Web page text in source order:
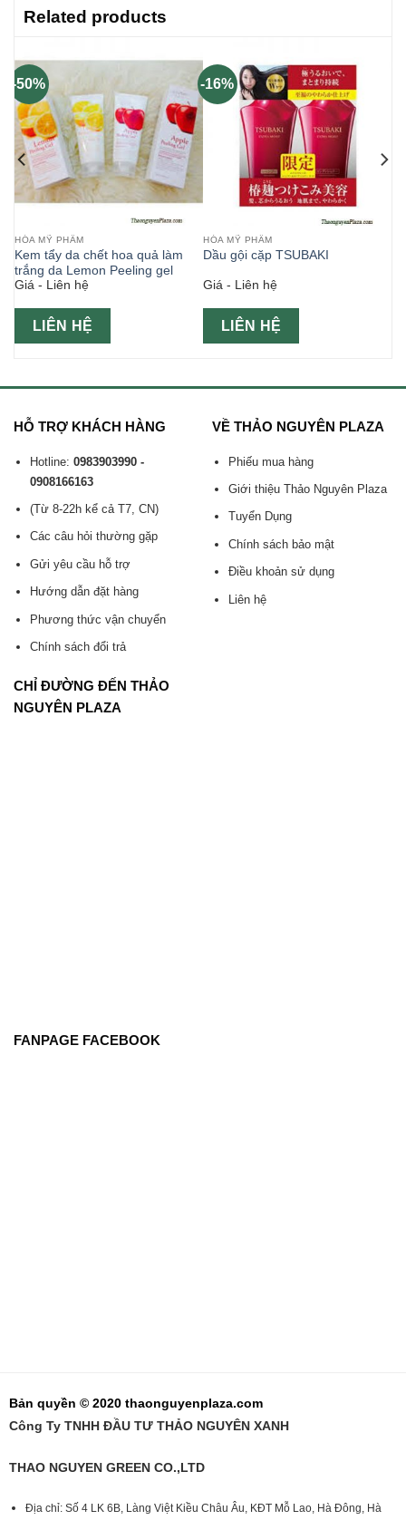
Related products
-50%
HÓA MỸ PHẨM
Kem tẩy da chết hoa quả làm
trắng da Lemon Peeling gel
Giá - Liên hệ
LIÊN HỆ
-16%
HÓA MỸ PHẨM
Dầu gội cặp TSUBAKI
Giá - Liên hệ
LIÊN HỆ
HỖ TRỢ KHÁCH HÀNG
Hotline: 0983903990 -
0908166163
(Từ 8-22h kể cả T7, CN)
Các câu hỏi thường gặp
Gửi yêu cầu hỗ trợ
Hướng dẫn đặt hàng
Phương thức vận chuyển
Chính sách đổi trả
VỀ THẢO NGUYÊN PLAZA
Phiếu mua hàng
Giới thiệu Thảo Nguyên Plaza
Tuyển Dụng
Chính sách bảo mật
Điều khoản sử dụng
Liên hệ
CHỈ ĐƯỜNG ĐẾN THẢO
NGUYÊN PLAZA
FANPAGE FACEBOOK
Bản quyền © 2020 thaonguyenplaza.com
Công Ty TNHH ĐẦU TƯ THẢO NGUYÊN XANH
THAO NGUYEN GREEN CO.,LTD
Địa chỉ: Số 4 LK 6B, Làng Việt Kiều Châu Âu, KĐT Mỗ Lao, Hà Đông, Hà